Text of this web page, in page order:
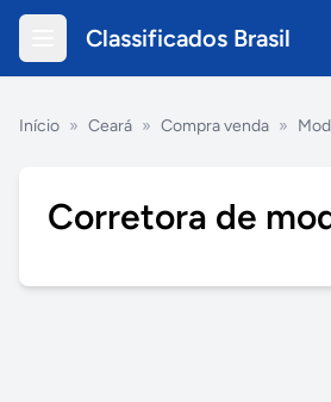
Classificados Brasil
Início » Ceará » Compra venda »
Corretora de